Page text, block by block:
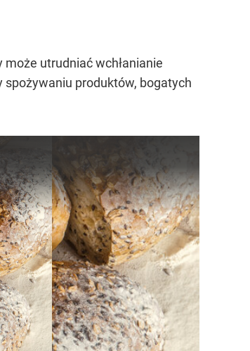
może utrudniać wchłanianie
spożywaniu produktów, bogatych